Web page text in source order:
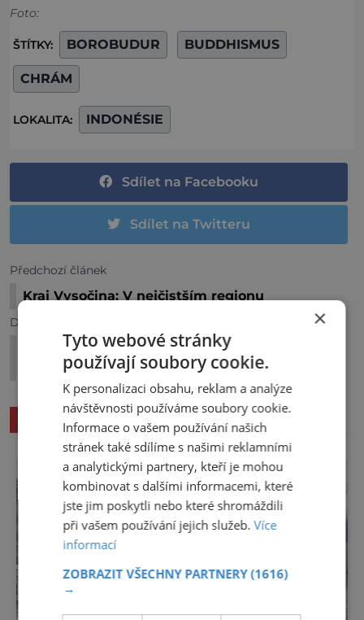
Foto:
ŠTÍTKY: BOROBUDUR BUDDHISMUS
CHRÁM
LOKALITA: INDONÉSIE
Sdílet na Facebooku
Sdílet na Twitteru
Předchozí článek
Kraj Vysočina: V nejčistším regionu
Další článek
Nový Zéland: Nejkrásnější scenérie jižní
polokoule i země bílého oblaku
SOUVISEJÍCÍ ČLÁNKY
×
Tyto webové stránky
používají soubory cookie.
K personalizaci obsahu, reklam a analýze
návštěvnosti používáme soubory cookie.
Informace o vašem používání našich
stránek také sdílíme s našimi reklamními
a analytickými partnery, kteří je mohou
kombinovat s dalšími informacemi, které
jste jim poskytli nebo které shromáždili
při vašem používání jejich služeb.Více
informací
ZOBRAZIT VŠECHNY PARTNERY(1616)
→